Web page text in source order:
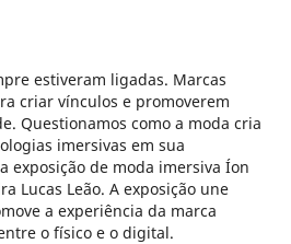
estiveram ligadas. Marcas
criar vínculos e promoverem
Questionamos como a moda cria
imersivas em sua
exposição de moda imersiva Íon
Lucas Leão. A exposição une
a experiência da marca
o físico e o digital.